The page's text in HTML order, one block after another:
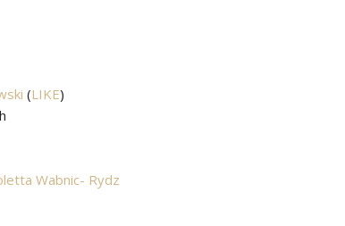
(LIKE)
Wabnic- Rydz